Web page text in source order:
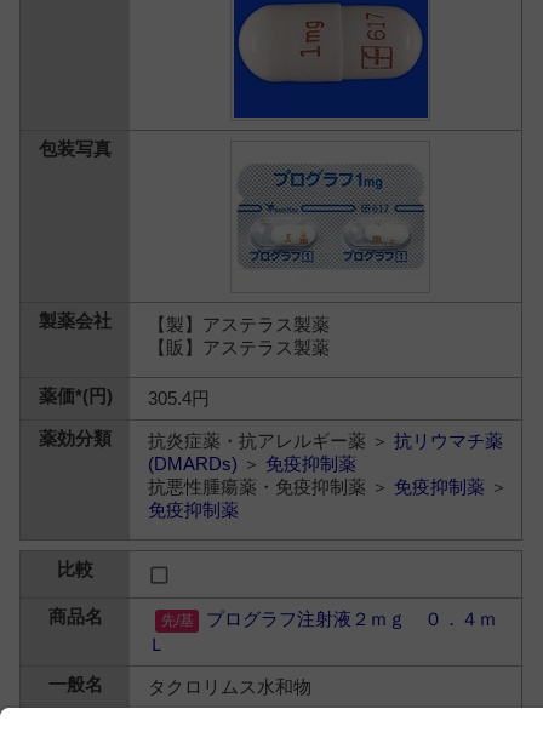
【製】アステラス製薬
【販】アステラス製薬
305.4円
抗炎症薬・抗アレルギー薬 ＞抗リウマチ薬
(DMARDs) ＞ 免疫抑制薬
抗悪性腫瘍薬・免疫抑制薬 ＞ 免疫抑制薬 ＞
免疫抑制薬
プログラフ注射液２ｍｇ ０．４ｍ
Ｌ
タクロリムス水和物